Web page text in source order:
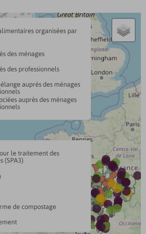
de compostage
le traitement des
(SPA3)
des ménages
des professionnels
auprès des ménages
auprès des ménages
organisées par




















































